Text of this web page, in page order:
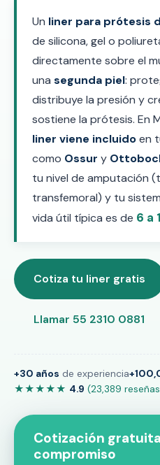
Un liner para prótesis
de silicona, gel o
directamente sobre el
una segunda piel:
distribuye la presión y
sostiene la prótesis. En
liner viene incluidoen
como Ossur y
tu nivel de amputación
transfemoral) y tu
vida útil típica es de 6 a
Cotiza tu liner gratis
Llamar 55 2310 0881
+30 años de experiencia
★★★★★ 4.9 (23,389
Cotización
compromiso